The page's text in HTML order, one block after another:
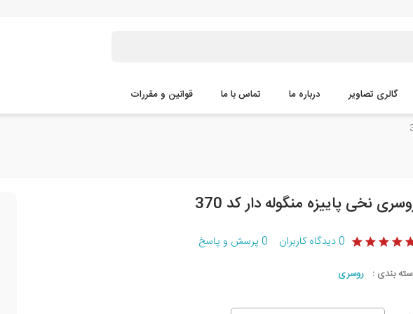
گالری تصاویر درباره ما تماس با ما قوانین و مقررات
نخی پاییزه منگوله دار کد 370
0دیدگاه کاربران 0 پرسش و پاسخ
بندی : روسری